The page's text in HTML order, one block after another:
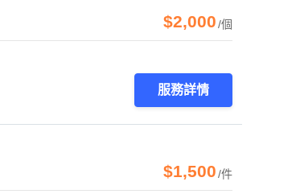
$2,000/個
服務詳情
$1,500/件